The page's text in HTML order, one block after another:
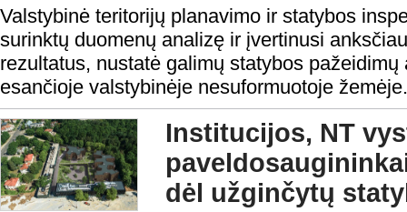
Valstybinė teritorijų planavimo ir statybos
surinktų duomenų analizę ir įvertinusi
rezultatus, nustatė galimų statybos
esančioje valstybinėje nesuformuotoje žemėje.
Institucijos, NT
dėl užginčytų